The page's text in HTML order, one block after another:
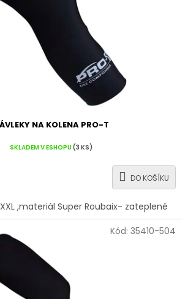
NA KOLENA PRO-T
SKLADEM V ESHOPU(3 KS)
DO KOŠÍKU
XXL ,materiál Super Roubaix- zateplené
Kód: 35410-504